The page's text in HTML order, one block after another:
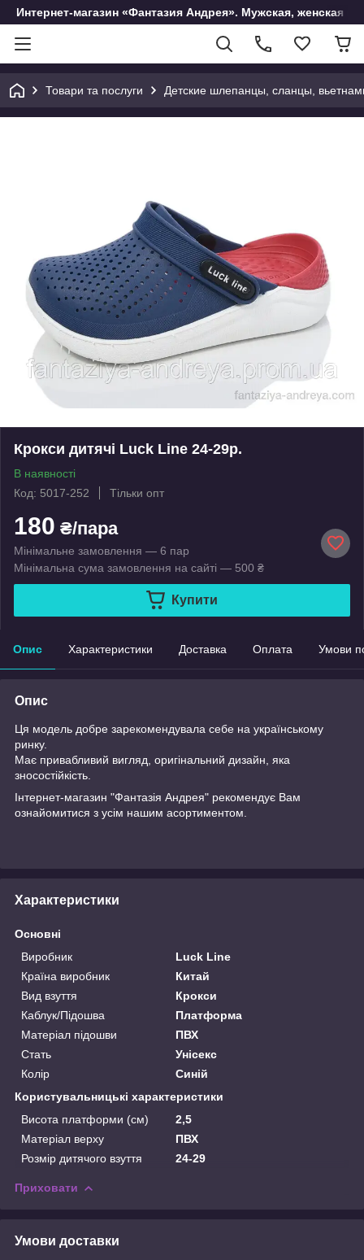
Интернет-магазин «Фантазия Андрея». Мужская, женская и
Товари та послуги Детские шлепанцы, сланцы,
Крокси дитячі Luck Line 24-29р.
В наявності
Код: 5017-252
Тільки опт
180 ₴/пара
Мінімальне замовлення — 6 пар
Мінімальна сума замовлення на сайті — 500 ₴
Купити
Опис Характеристики Доставка Оплата Умови
Опис
Ця модель добре зарекомендувала себе на українському
ринку.
Має привабливий вигляд, оригінальний дизайн, яка
зносостійкість.
Інтернет-магазин "Фантазія Андрея" рекомендує Вам
ознайомитися з усім нашим асортиментом.
Характеристики
Основні
Виробник
Luck Line
Країна виробник
Китай
Вид взуття
Крокси
Каблук/Підошва
Платформа
Матеріал підошви
ПВХ
Стать
Унісекс
Колір
Синій
Користувальницькі характеристики
Висота платформи (см)
2,5
Матеріал верху
ПВХ
Розмір дитячого взуття
24-29
Приховати
Умови доставки